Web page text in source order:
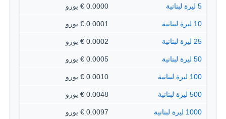
5 ليرة لبنانية 0.0000 € يورو
10 ليرة لبنانية 0.0001 € يورو
25 ليرة لبنانية 0.0002 € يورو
50 ليرة لبنانية 0.0005 € يورو
100 ليرة لبنانية 0.0010 € يورو
500 ليرة لبنانية 0.0048 € يورو
1000 ليرة لبنانية 0.0097 € يورو